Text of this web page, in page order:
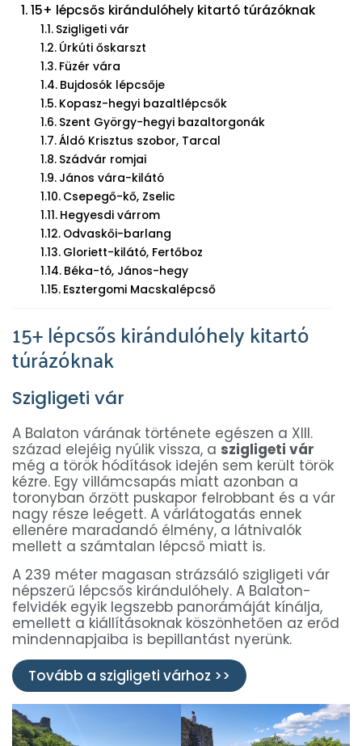
15+ lépcsős kirándulóhely kitartó túrázóknak
Szigligeti vár
Úrkúti őskarszt
Füzér vára
Bujdosók lépcsője
Kopasz-hegyi bazaltlépcsők
Szent György-hegyi bazaltorgonák
Áldó Krisztus szobor, Tarcal
Szádvár romjai
János vára-kilátó
Csepegő-kő, Zselic
Hegyesdi várrom
Odvaskői-barlang
Gloriett-kilátó, Fertőboz
Béka-tó, János-hegy
Esztergomi Macskalépcső
15+ lépcsős kirándulóhely kitartó
túrázóknak
Szigligeti vár
A Balaton várának története egészen a XIII.
század elejéig nyúlik vissza, a szigligeti vár
még a török hódítások idején sem került török
kézre. Egy villámcsapás miatt azonban a
toronyban őrzött puskapor felrobbant és a vár
nagy része leégett. A várlátogatás ennek
ellenére maradandó élmény, a látnivalók
mellett a számtalan lépcső miatt is.
A 239 méter magasan strázsáló szigligeti vár
népszerű lépcsős kirándulóhely. A Balaton-
felvidék egyik legszebb panorámáját kínálja,
emellett a kiállításoknak köszönhetően az erőd
mindennapjaiba is bepillantást nyerünk.
Tovább a szigligeti várhoz >>